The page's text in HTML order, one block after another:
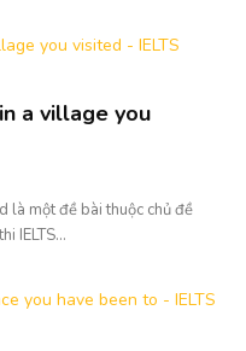
a village you
là một đề bài thuộc chủ đề
IELTS...